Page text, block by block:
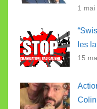
1 mai
les
15